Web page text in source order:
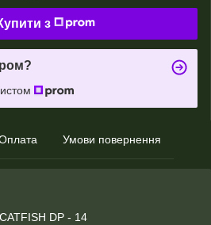
з
Умови повернення
DP - 14